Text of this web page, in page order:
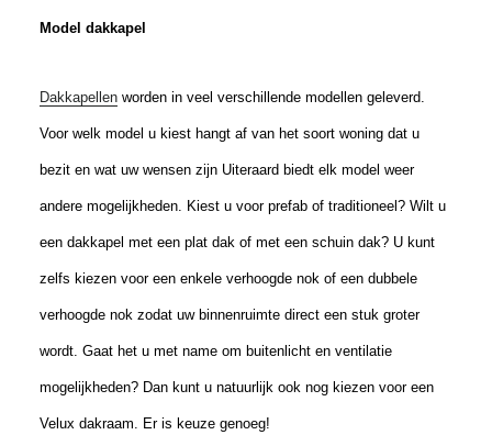
Model dakkapel
Dakkapellenworden in veel verschillende modellen geleverd.
Voor welk model u kiest hangt af van het soort woning dat u
bezit en wat uw wensen zijn Uiteraard biedt elk model weer
andere mogelijkheden. Kiest u voor prefab of traditioneel? Wilt u
een dakkapel met een plat dak of met een schuin dak? U kunt
zelfs kiezen voor een enkele verhoogde nok of een dubbele
verhoogde nok zodat uw binnenruimte direct een stuk groter
wordt. Gaat het u met name om buitenlicht en ventilatie
mogelijkheden? Dan kunt u natuurlijk ook nog kiezen voor een
Velux dakraam. Er is keuze genoeg!